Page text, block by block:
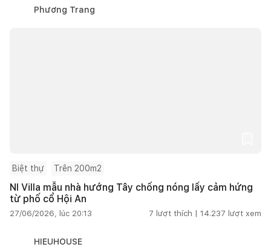
Phương Trang
Biệt thự Trên 200m2
NI Villa mẫu nhà hướng Tây chống nóng lấy cảm hứng
từ phố cổ Hội An
27/06/2026, lúc 20:13 7 lượt thích | 14.237 lượt xem
HIEUHOUSE